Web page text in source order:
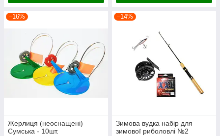
–16%
Жерлиця (неоснащені)
Сумська - 10шт.
–14%
Зимова вудка набір для
зимової риболовлі №2